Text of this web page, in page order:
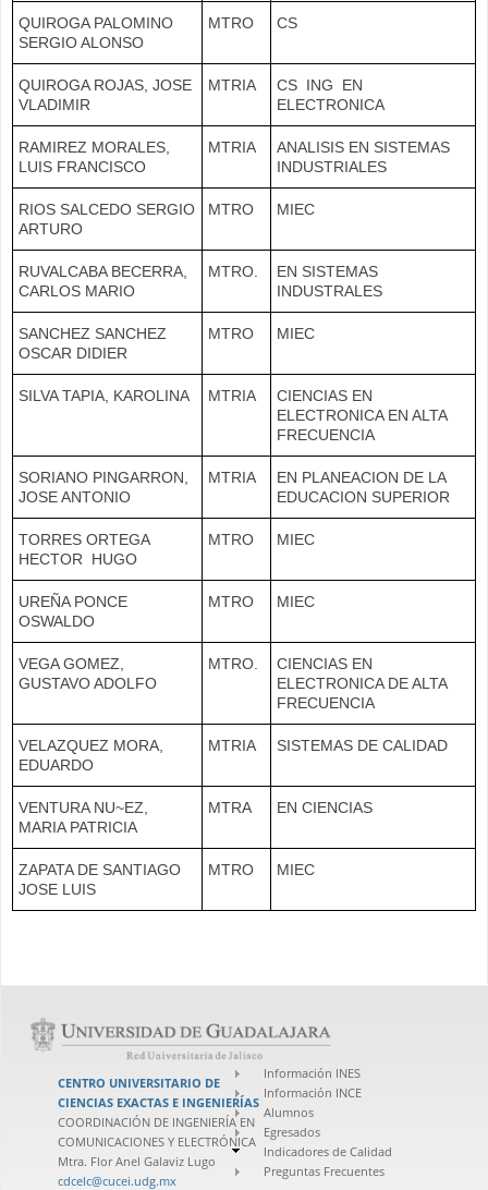
QUIROGA PALOMINO
SERGIO ALONSO
MTRO CS
QUIROGA ROJAS, JOSE
VLADIMIR
MTRIA
CS ING EN
ELECTRONICA
RAMIREZ MORALES,
LUIS FRANCISCO
MTRIA
ANALISIS EN SISTEMAS
INDUSTRIALES
RIOS SALCEDO SERGIO
ARTURO
MTRO MIEC
RUVALCABA BECERRA,
CARLOS MARIO
MTRO.
EN SISTEMAS
INDUSTRALES
SANCHEZ SANCHEZ
OSCAR DIDIER
MTRO MIEC
SILVA TAPIA, KAROLINA MTRIA
CIENCIAS EN
ELECTRONICA EN ALTA
FRECUENCIA
SORIANO PINGARRON,
JOSE ANTONIO
MTRIA
EN PLANEACION DE LA
EDUCACION SUPERIOR
TORRES ORTEGA
HECTOR HUGO
MTRO MIEC
UREÑA PONCE
OSWALDO
MTRO MIEC
VEGA GOMEZ,
GUSTAVO ADOLFO
MTRO.
CIENCIAS EN
ELECTRONICA DE ALTA
FRECUENCIA
VELAZQUEZ MORA,
EDUARDO
MTRIA SISTEMAS DE CALIDAD
VENTURA NU~EZ,
MARIA PATRICIA
MTRA EN CIENCIAS
ZAPATA DE SANTIAGO
JOSE LUIS
MTRO MIEC
CENTRO UNIVERSITARIO DE
CIENCIAS EXACTAS E INGENIERÍAS
COORDINACIÓN DE INGENIERÍA EN
COMUNICACIONES Y ELECTRÓNICA
Mtra. Flor Anel Galaviz Lugo
cdcelc@cucei.udg.mx
Información INES
Información INCE
Alumnos
Egresados
Indicadores de Calidad
Preguntas Frecuentes